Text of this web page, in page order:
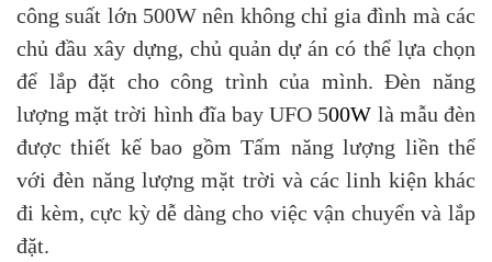
công suất lớn 500W nên không chỉ gia đình mà các
chủ đầu xây dựng, chủ quản dự án có thể lựa chọn
để lắp đặt cho công trình của mình. Đèn năng
lượng mặt trời hình đĩa bay UFO 500W là mẫu đèn
được thiết kế bao gồm Tấm năng lượng liền thể
với đèn năng lượng mặt trời và các linh kiện khác
đi kèm, cực kỳ dễ dàng cho việc vận chuyển và lắp
đặt.